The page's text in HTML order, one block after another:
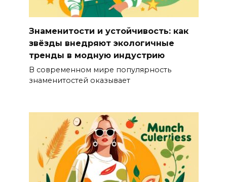
Знаменитости и устойчивость: как
звёзды внедряют экологичные
тренды в модную индустрию
В современном мире популярность
знаменитостей оказывает